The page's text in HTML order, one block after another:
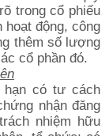
trong cổ phiếu
động, công
thêm số lượng
cổ phần đó.
hạn có tư cách
nhận đăng
nhiệm hữu